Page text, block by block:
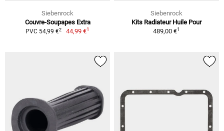
Siebenrock
Couvre-Soupapes Extra
PVC 54,99 €2 44,99 €1
Siebenrock
Kits Radiateur Huile Pour
489,00 €1